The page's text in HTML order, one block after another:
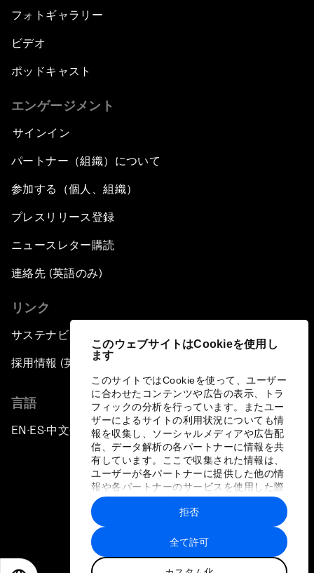
このウェブサイトはCookieを使用し
ます
このサイトではCookieを使って、ユーザー
に合わせたコンテンツや広告の表示、トラ
フィックの分析を行っています。またユー
ザーによるサイトの利用状況についても情
報を収集し、ソーシャルメディアや広告配
信、データ解析の各パートナーに情報を共
有しています。ここで収集された情報は、
ユーザーが各パートナーに提供した他の情
報や各パートナーのサービスを使用した際
に収集された情報と組み合わされ、各パー
トナーによって使用されることがありま
す。
全て許可
拒否
フォトギャラリー
ビデオ
ポッドキャスト
エンゲージメント
サインイン
パートナー（組織）について
参加する（個人、組織）
プレスリリース登録
ニュースレター購読
連絡先 (英語のみ)
リンク
サステナビリティへの取り組み
採用情報 (英語のみ)
言語
EN ▪ES▪中文▪ 日本語
プライバシーポリシーと利用規約
サイトマップ